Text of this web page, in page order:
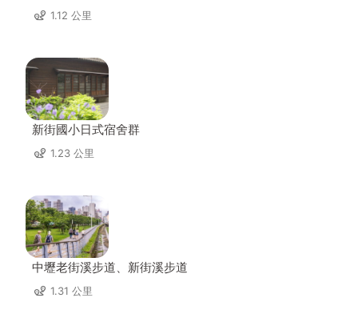
1.12 公里
新街國小日式宿舍群
1.23 公里
中壢老街溪步道、新街溪步道
1.31 公里